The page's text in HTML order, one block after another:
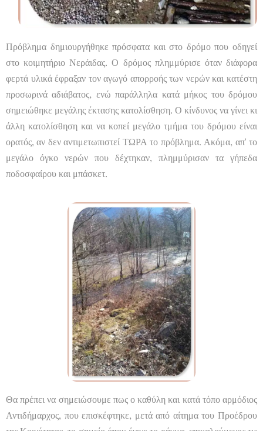
Πρόβλημα δημιουργήθηκε πρόσφατα και στο δρόμο που οδηγεί
στο κοιμητήριο Νεράιδας. Ο δρόμος πλημμύρισε όταν διάφορα
φερτά υλικά έφραξαν τον αγωγό απορροής των νερών και κατέστη
προσωρινά αδιάβατος, ενώ παράλληλα κατά μήκος του δρόμου
σημειώθηκε μεγάλης έκτασης κατολίσθηση. Ο κίνδυνος να γίνει κι
άλλη κατολίσθηση και να κοπεί μεγάλο τμήμα του δρόμου είναι
ορατός, αν δεν αντιμετωπιστεί ΤΩΡΑ το πρόβλημα. Ακόμα, απ' το
μεγάλο όγκο νερών που δέχτηκαν, πλημμύρισαν τα γήπεδα
ποδοσφαίρου και μπάσκετ.
Θα πρέπει να σημειώσουμε πως ο καθύλη και κατά τόπο αρμόδιος
Αντιδήμαρχος, που επισκέφτηκε, μετά από αίτημα του Προέδρου